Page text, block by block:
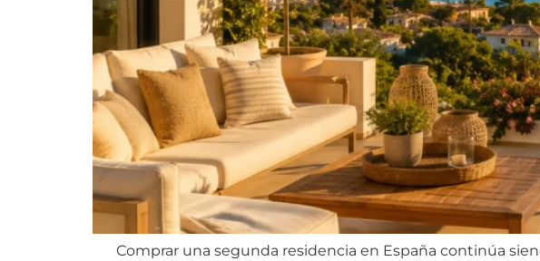
Comprar una segunda residencia en España continúa